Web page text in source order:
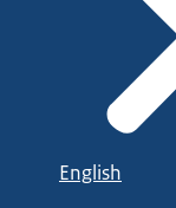
English